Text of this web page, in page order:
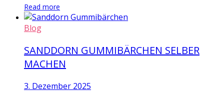
Read more
Blog
SANDDORN GUMMIBÄRCHEN SELBER
MACHEN
3. Dezember 2025